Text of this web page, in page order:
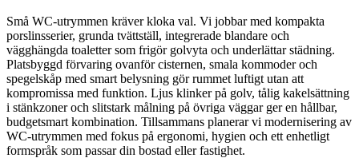
Små WC‑utrymmen kräver kloka val. Vi jobbar med kompakta
porslinsserier, grunda tvättställ, integrerade blandare och
vägghängda toaletter som frigör golvyta och underlättar städning.
Platsbyggd förvaring ovanför cisternen, smala kommoder och
spegelskåp med smart belysning gör rummet luftigt utan att
kompromissa med funktion. Ljus klinker på golv, tålig kakelsättning
i stänkzoner och slitstark målning på övriga väggar ger en hållbar,
budgetsmart kombination. Tillsammans planerar vi modernisering av
WC‑utrymmen med fokus på ergonomi, hygien och ett enhetligt
formspråk som passar din bostad eller fastighet.